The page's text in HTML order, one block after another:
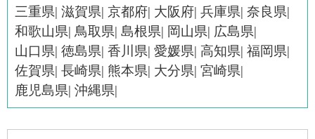
三重県 滋賀県 京都府 大阪府 兵庫県 奈良県
和歌山県 鳥取県 島根県 岡山県 広島県
山口県 徳島県 香川県 愛媛県 高知県 福岡県
佐賀県 長崎県 熊本県 大分県 宮崎県
鹿児島県 沖縄県